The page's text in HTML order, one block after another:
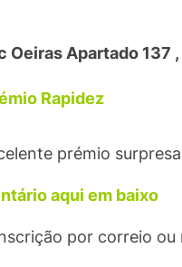
Apartado 137
Rapidez
prémio surpresa
aqui em baixo
por correio